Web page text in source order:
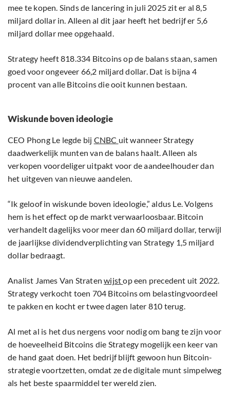
mee te kopen. Sinds de lancering in juli 2025 zit er al 8,5
miljard dollar in. Alleen al dit jaar heeft het bedrijf er 5,6
miljard dollar mee opgehaald.
Strategy heeft 818.334 Bitcoins op de balans staan, samen
goed voor ongeveer 66,2 miljard dollar. Dat is bijna 4
procent van alle Bitcoins die ooit kunnen bestaan.
Wiskunde boven ideologie
CEO Phong Le legde bij CNBC uit wanneer Strategy
daadwerkelijk munten van de balans haalt. Alleen als
verkopen voordeliger uitpakt voor de aandeelhouder dan
het uitgeven van nieuwe aandelen.
“Ik geloof in wiskunde boven ideologie,” aldus Le. Volgens
hem is het effect op de markt verwaarloosbaar. Bitcoin
verhandelt dagelijks voor meer dan 60 miljard dollar, terwijl
de jaarlijkse dividendverplichting van Strategy 1,5 miljard
dollar bedraagt.
Analist James Van Stratenwijstop een precedent uit 2022.
Strategy verkocht toen 704 Bitcoins om belastingvoordeel
te pakken en kocht er twee dagen later 810 terug.
Al met al is het dus nergens voor nodig om bang te zijn voor
de hoeveelheid Bitcoins die Strategy mogelijk een keer van
de hand gaat doen. Het bedrijf blijft gewoon hun Bitcoin-
strategie voortzetten, omdat ze de digitale munt simpelweg
als het beste spaarmiddel ter wereld zien.